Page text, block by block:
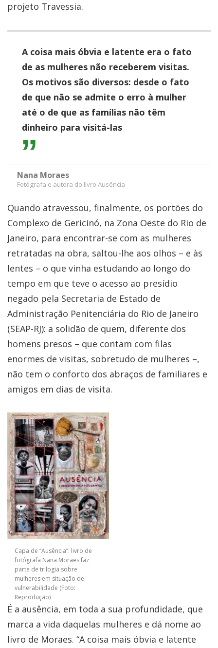
projeto Travessia.
A coisa mais óbvia e latente era o fato
de as mulheres não receberem visitas.
Os motivos são diversos: desde o fato
de que não se admite o erro à mulher
até o de que as famílias não têm
dinheiro para visitá-las
Nana Moraes
Fotógrafa e autora do livro Ausência
Quando atravessou, finalmente, os portões do
Complexo de Gericinó, na Zona Oeste do Rio de
Janeiro, para encontrar-se com as mulheres
retratadas na obra, saltou-lhe aos olhos – e às
lentes – o que vinha estudando ao longo do
tempo em que teve o acesso ao presídio
negado pela Secretaria de Estado de
Administração Penitenciária do Rio de Janeiro
(SEAP-RJ): a solidão de quem, diferente dos
homens presos – que contam com filas
enormes de visitas, sobretudo de mulheres –,
não tem o conforto dos abraços de familiares e
amigos em dias de visita.
Capa de “Ausência”: livro de
fotógrafa Nana Moraes faz
parte de trilogia sobre
mulheres em situação de
vulnerabilidade (Foto:
Reprodução)
É a ausência, em toda a sua profundidade, que
marca a vida daquelas mulheres e dá nome ao
livro de Moraes. “A coisa mais óbvia e latente